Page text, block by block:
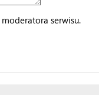
serwisu.